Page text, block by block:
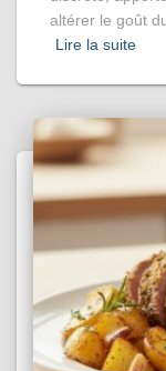
altérer le goût
Lire la suite